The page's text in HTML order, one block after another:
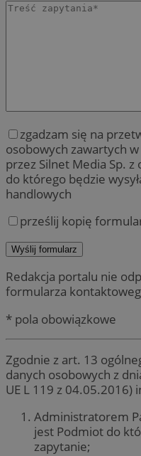
zgadzam się na
osobowych zawartych
przez Silnet Media Sp.
do którego będzie
handlowych
prześlij kopię
Redakcja portalu nie
formularza
* pola obowiązkowe
Zgodnie z art. 13
danych osobowych z
UE L 119 z 04.05.2016)
Administratorem
jest Podmiot do
zapytanie;